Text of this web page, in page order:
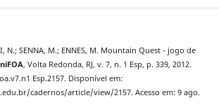
N.; SENNA, M.; ENNES, M. Mountain Quest - jogo de
, Volta Redonda, RJ, v. 7, n. 1 Esp, p. 339, 2012.
Esp.2157. Disponível em:
cadernos/article/view/2157. Acesso em: 9 ago.